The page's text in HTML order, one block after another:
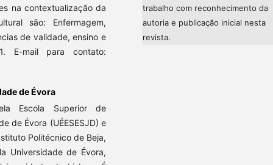
na contextualização da
são: Enfermagem,
de validade, ensino e
E-mail para contato:
de Évora
Escola Superior de
de Évora (UÉESESJD) e
Politécnico de Beja,
Universidade de Évora,
trabalho com reconhecimento da
autoria e publicação inicial nesta
revista.